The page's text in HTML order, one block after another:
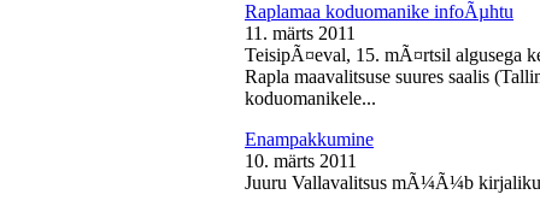
Raplamaa koduomanike infoÃµhtu
11. märts 2011
TeisipÃ¤eval, 15. mÃ¤rtsil algusega
Rapla maavalitsuse suures saalis
koduomanikele...
Enampakkumine
10. märts 2011
Juuru Vallavalitsus mÃ¼Ã¼b kirjaliku